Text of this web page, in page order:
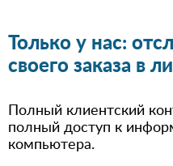
Только у нас:
своего заказа в
Полный клиентский
полный доступ к
компьютера.